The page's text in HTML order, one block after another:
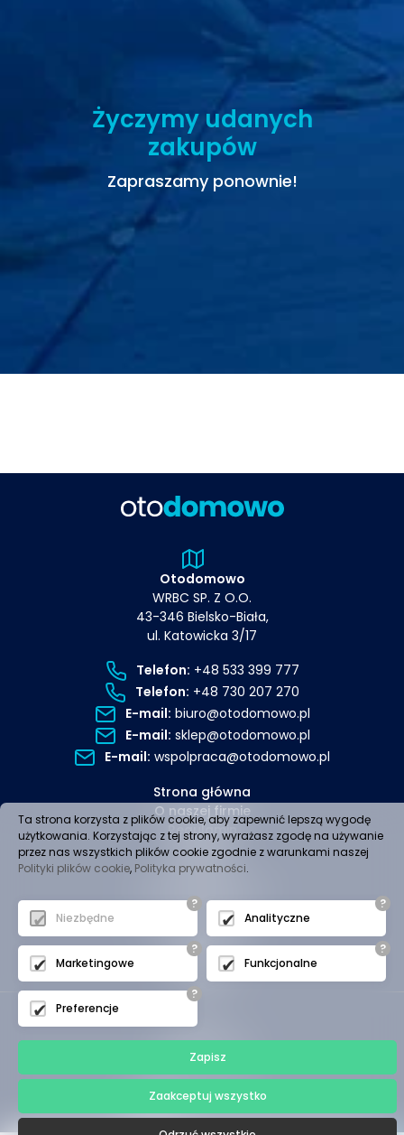
Życzymy udanych
zakupów
Zapraszamy ponownie!
Otodomowo
WRBC SP. Z O.O.
43-346 Bielsko-Biała,
ul. Katowicka 3/17
Telefon: +48 533 399 777
Telefon: +48 730 207 270
E-mail: biuro@otodomowo.pl
E-mail: sklep@otodomowo.pl
E-mail: wspolpraca@otodomowo.pl
Strona główna
O naszej firmie
Regulamin
Dostawa
Płatności
Kontakt
Oferta produktów
Logowanie
Rejestracja
Koszyk
(c)2024 -
- - - - - - - - -
Projekt i wykonanie:
Ta strona korzysta z plików cookie, aby zapewnić lepszą wygodę
użytkowania. Korzystając z tej strony, wyrażasz zgodę na używanie
przez nas wszystkich plików cookie zgodnie z warunkami naszej
Polityki plików cookie, Polityka prywatności.
?
Niezbędne
?
Analityczne
?
Marketingowe
?
Funkcjonalne
?
Preferencje
Zapisz
Zaakceptuj wszystko